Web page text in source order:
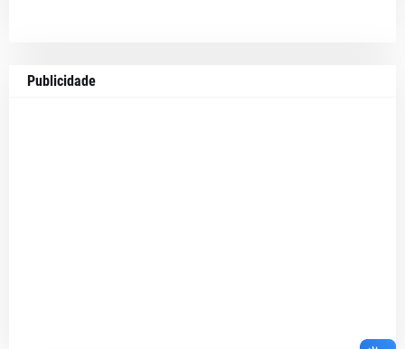
Publicidade